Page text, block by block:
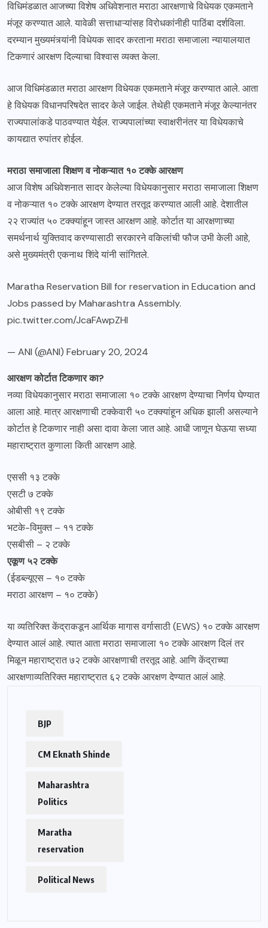
विधिमंडळात आजच्या विशेष अधिवेशनात मराठा आरक्षणाचे विधेयक एकमताने
मंजूर करण्यात आले. यावेळी सत्ताधाऱ्यांसह विरोधकांनीही पाठिंबा दर्शविला.
दरम्यान मुख्यमंत्र्यांनी विधेयक सादर करताना मराठा समाजाला न्यायालयात
टिकणारं आरक्षण दिल्याचा विश्वास व्यक्त केला.
आज विधिमंडळात मराठा आरक्षण विधेयक एकमताने मंजूर करण्यात आले. आता
हे विधेयक विधानपरिषदेत सादर केले जाईल. तेथेही एकमताने मंजूर केल्यानंतर
राज्यपालांकडे पाठवण्यात येईल. राज्यपालांच्या स्वाक्षरीनंतर या विधेयकाचे
कायद्यात रुपांतर होईल.
मराठा समाजाला शिक्षण व नोकऱ्यात १० टक्के आरक्षण
आज विशेष अधिवेशनात सादर केलेल्या विधेयकानुसार मराठा समाजाला शिक्षण
व नोकऱ्यात १० टक्के आरक्षण देण्यात तरतूद करण्यात आली आहे. देशातील
२२ राज्यांत ५० टक्क्यांहून जास्त आरक्षण आहे. कोर्टात या आरक्षणाच्या
समर्थनार्थ युक्तिवाद करण्यासाठी सरकारने वकिलांची फौज उभी केली आहे,
असे मुख्यमंत्री एकनाथ शिंदे यांनी सांगितले.
Maratha Reservation Bill for reservation in Education and
Jobs passed by Maharashtra Assembly.
pic.twitter.com/JcaFAwpZHl
— ANI (@ANI) February 20, 2024
आरक्षण कोर्टात टिकणार का?
नव्या विधेयकानुसार मराठा समाजाला १० टक्के आरक्षण देण्याचा निर्णय घेण्यात
आला आहे. मात्र आरक्षणाची टक्केवारी ५० टक्क्यांहून अधिक झाली असल्याने
कोर्टात हे टिकणार नाही असा दावा केला जात आहे. आधी जाणून घेऊया सध्या
महाराष्ट्रात कुणाला किती आरक्षण आहे.
एससी १३ टक्के
एसटी ७ टक्के
ओबीसी १९ टक्के
भटके-विमुक्त – ११ टक्के
एसबीसी – २ टक्के
एकूण ५२ टक्के
(ईडब्ल्यूएस – १० टक्के
मराठा आरक्षण – १० टक्के)
या व्यतिरिक्त केंद्राकडून आर्थिक मागास वर्गासाठी (EWS) १० टक्के आरक्षण
देण्यात आलं आहे. त्यात आता मराठा समाजाला १० टक्के आरक्षण दिलं तर
मिळून महाराष्ट्रात ७२ टक्के आरक्षणाची तरतूद आहे. आणि केंद्राच्या
आरक्षणाव्यतिरिक्त महाराष्ट्रात ६२ टक्के आरक्षण देण्यात आलं आहे.
BJP
CM Eknath Shinde
Maharashtra
Politics
Maratha
reservation
Political News